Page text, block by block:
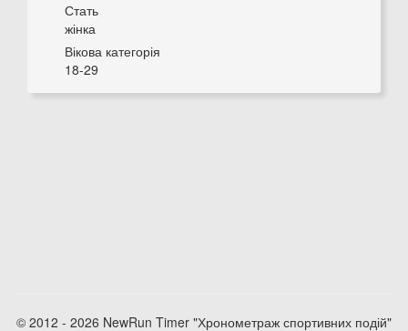
Стать
жінка
Вікова категорія
18-29
© 2012 - 2026 NewRun Timer "Хронометраж спортивних подій"